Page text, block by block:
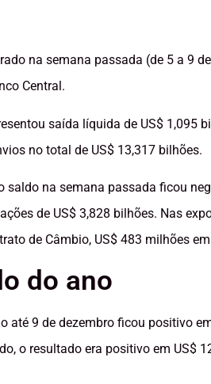
na semana passada (de 5 a 9
Central.
saída líquida de US$ 1,095
no total de US$ 13,317 bilhões.
saldo na semana passada ficou
de US$ 3,828 bilhões. Nas
de Câmbio, US$ 483 milhões
do ano
até 9 de dezembro ficou positivo
o resultado era positivo em US$